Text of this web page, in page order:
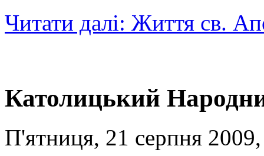
Читати далі: Життя св.
Католицький
П'ятниця, 21 серпня